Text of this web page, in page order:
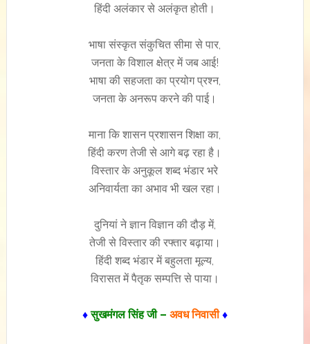
हिंदी अलंकार से अलंकृत होती।
भाषा संस्कृत संकुचित सीमा से पार,
जनता के विशाल क्षेत्र में जब आई!
भाषा की सहजता का प्रयोग प्रश्न,
जनता के अनरूप करने की पाई।
माना कि शासन प्रशासन शिक्षा का,
हिंदी करण तेजी से आगे बढ़ रहा है।
विस्तार के अनुकूल शब्द भंडार भरे
अनिवार्यता का अभाव भी खल रहा।
दुनियां ने ज्ञान विज्ञान की दौड़ में,
तेजी से विस्तार की रफ्तार बढ़ाया।
हिंदी शब्द भंडार में बहुलता मूल्य,
विरासत में पैतृक सम्पत्ति से पाया।
♦सुखमंगल सिंह जी – अवध निवासी ♦